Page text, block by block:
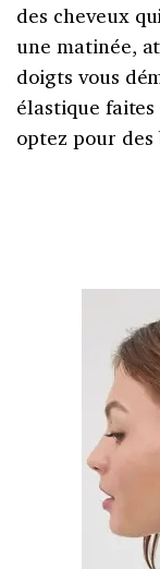
des cheveux
une matinée,
doigts vous
élastique
optez pour